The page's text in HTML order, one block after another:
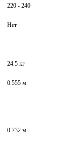
220 - 240
Нет
24.5 кг
0.555 м
0.732 м